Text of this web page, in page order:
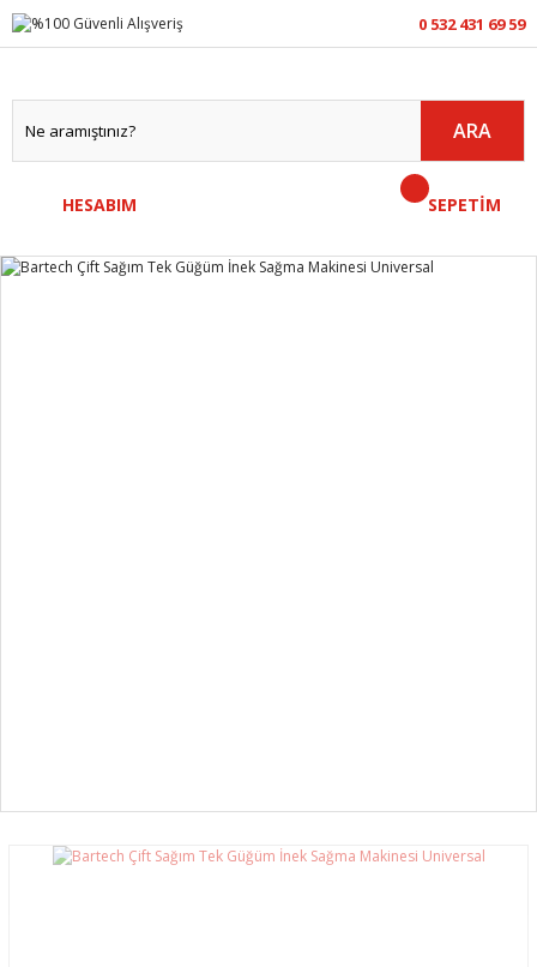
0 532 431 69 59
ARA
HESABIM SEPETİM